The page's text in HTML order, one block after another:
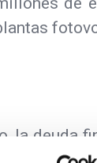
la deuda